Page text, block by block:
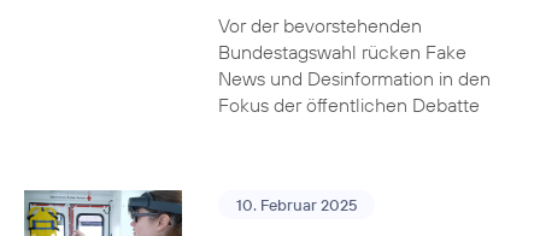
Vor der bevorstehenden
Bundestagswahl rücken Fake
News und Desinformation in den
Fokus der öffentlichen Debatte
10. Februar 2025